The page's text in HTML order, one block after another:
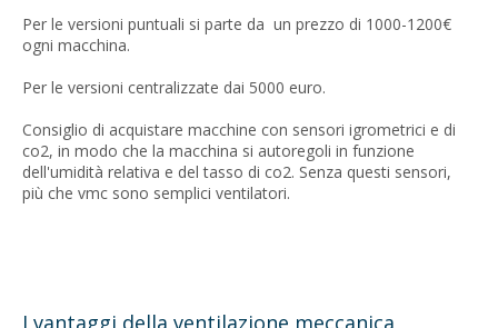
Per le versioni puntuali si parte da un prezzo di 1000-1200€
ogni macchina.
Per le versioni centralizzate dai 5000 euro.
Consiglio di acquistare macchine con sensori igrometrici e di
co2, in modo che la macchina si autoregoli in funzione
dell'umidità relativa e del tasso di co2. Senza questi sensori,
più che vmc sono semplici ventilatori.
I vantaggi della ventilazione meccanica